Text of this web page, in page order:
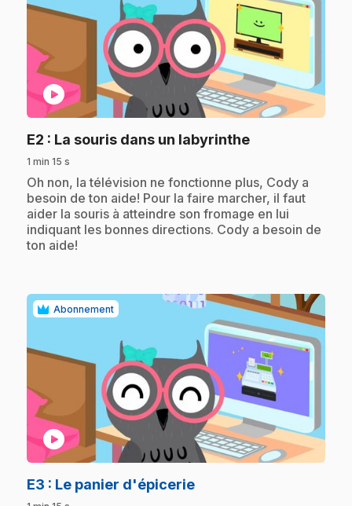
play_circle
E2 : La souris dans un labyrinthe.
1 min 15 s
.Oh non, la télévision ne fonctionne plus, Cody a
besoin de ton aide! Pour la faire marcher, il faut
aider la souris à atteindre son fromage en lui
indiquant les bonnes directions. Cody a besoin de
ton aide!
Abonnement
play_circle
E3 : Le panier d'épicerie.